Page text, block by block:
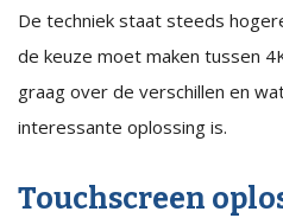
De techniek staat steeds
de keuze moet maken tussen
graag over de verschillen en
interessante oplossing is.
Touchscreen